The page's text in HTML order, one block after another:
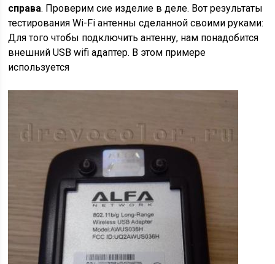
справа. Проверим сие изделие в деле. Вот результаты
тестирования Wi-Fi антенны сделанной своими руками:
Для того чтобы подключить антенну, нам понадобится
внешний USB wifi адаптер. В этом примере
используется